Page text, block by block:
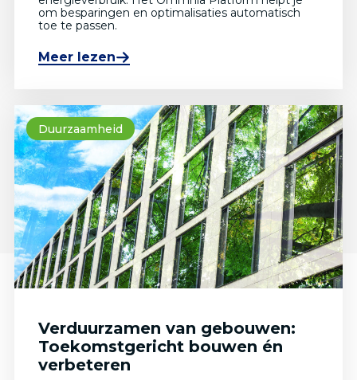
om besparingen en optimalisaties automatisch
toe te passen.
Meer lezen
Duurzaamheid
Verduurzamen van gebouwen:
Toekomstgericht bouwen én
verbeteren